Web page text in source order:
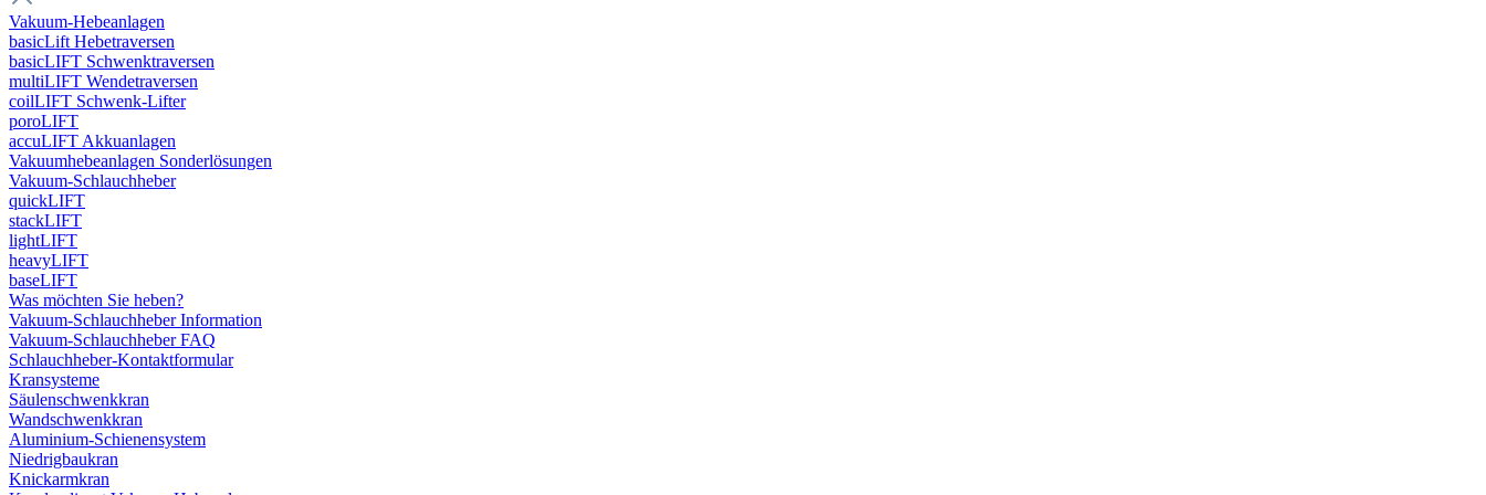
Vakuum-Hebeanlagen
basicLift Hebetraversen
basicLIFT Schwenktraversen
multiLIFT Wendetraversen
coilLIFT Schwenk-Lifter
poroLIFT
accuLIFT Akkuanlagen
Vakuumhebeanlagen Sonderlösungen
Vakuum-Schlauchheber
quickLIFT
stackLIFT
lightLIFT
heavyLIFT
baseLIFT
Was möchten Sie heben?
Vakuum-Schlauchheber Information
Vakuum-Schlauchheber FAQ
Schlauchheber-Kontaktformular
Kransysteme
Säulenschwenkkran
Wandschwenkkran
Aluminium-Schienensystem
Niedrigbaukran
Knickarmkran